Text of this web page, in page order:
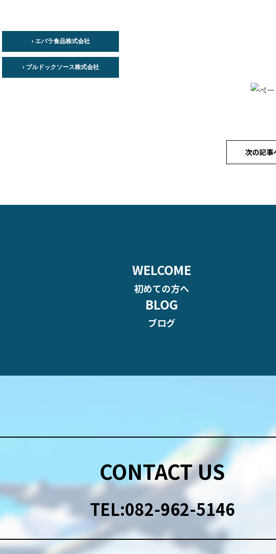
› エバラ食品株式会社
› ブルドックソース株式会社
次の記事
WELCOME
初めての方へ
BLOG
ブログ
CONTACT US
TEL:082-962-5146